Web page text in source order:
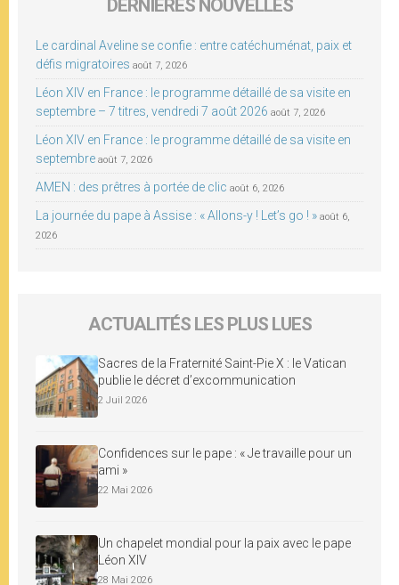
DERNIÈRES NOUVELLES
Le cardinal Aveline se confie : entre catéchuménat, paix et
défis migratoires août 7, 2026
Léon XIV en France : le programme détaillé de sa visite en
septembre – 7 titres, vendredi 7 août 2026 août 7, 2026
Léon XIV en France : le programme détaillé de sa visite en
septembre août 7, 2026
AMEN : des prêtres à portée de clic août 6, 2026
La journée du pape à Assise : « Allons-y ! Let’s go ! » août 6,
2026
ACTUALITÉS LES PLUS LUES
Sacres de la Fraternité Saint-Pie X : le Vatican
publie le décret d’excommunication
2 Juil 2026
Confidences sur le pape : « Je travaille pour un
ami »
22 Mai 2026
Un chapelet mondial pour la paix avec le pape
Léon XIV
28 Mai 2026